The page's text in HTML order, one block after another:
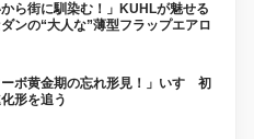
から街に馴染む！」KUHLが魅せる
ンの“大人な”薄型フラップエアロ
ーボ黄金期の忘れ形見！」いすゞ初
形を追う